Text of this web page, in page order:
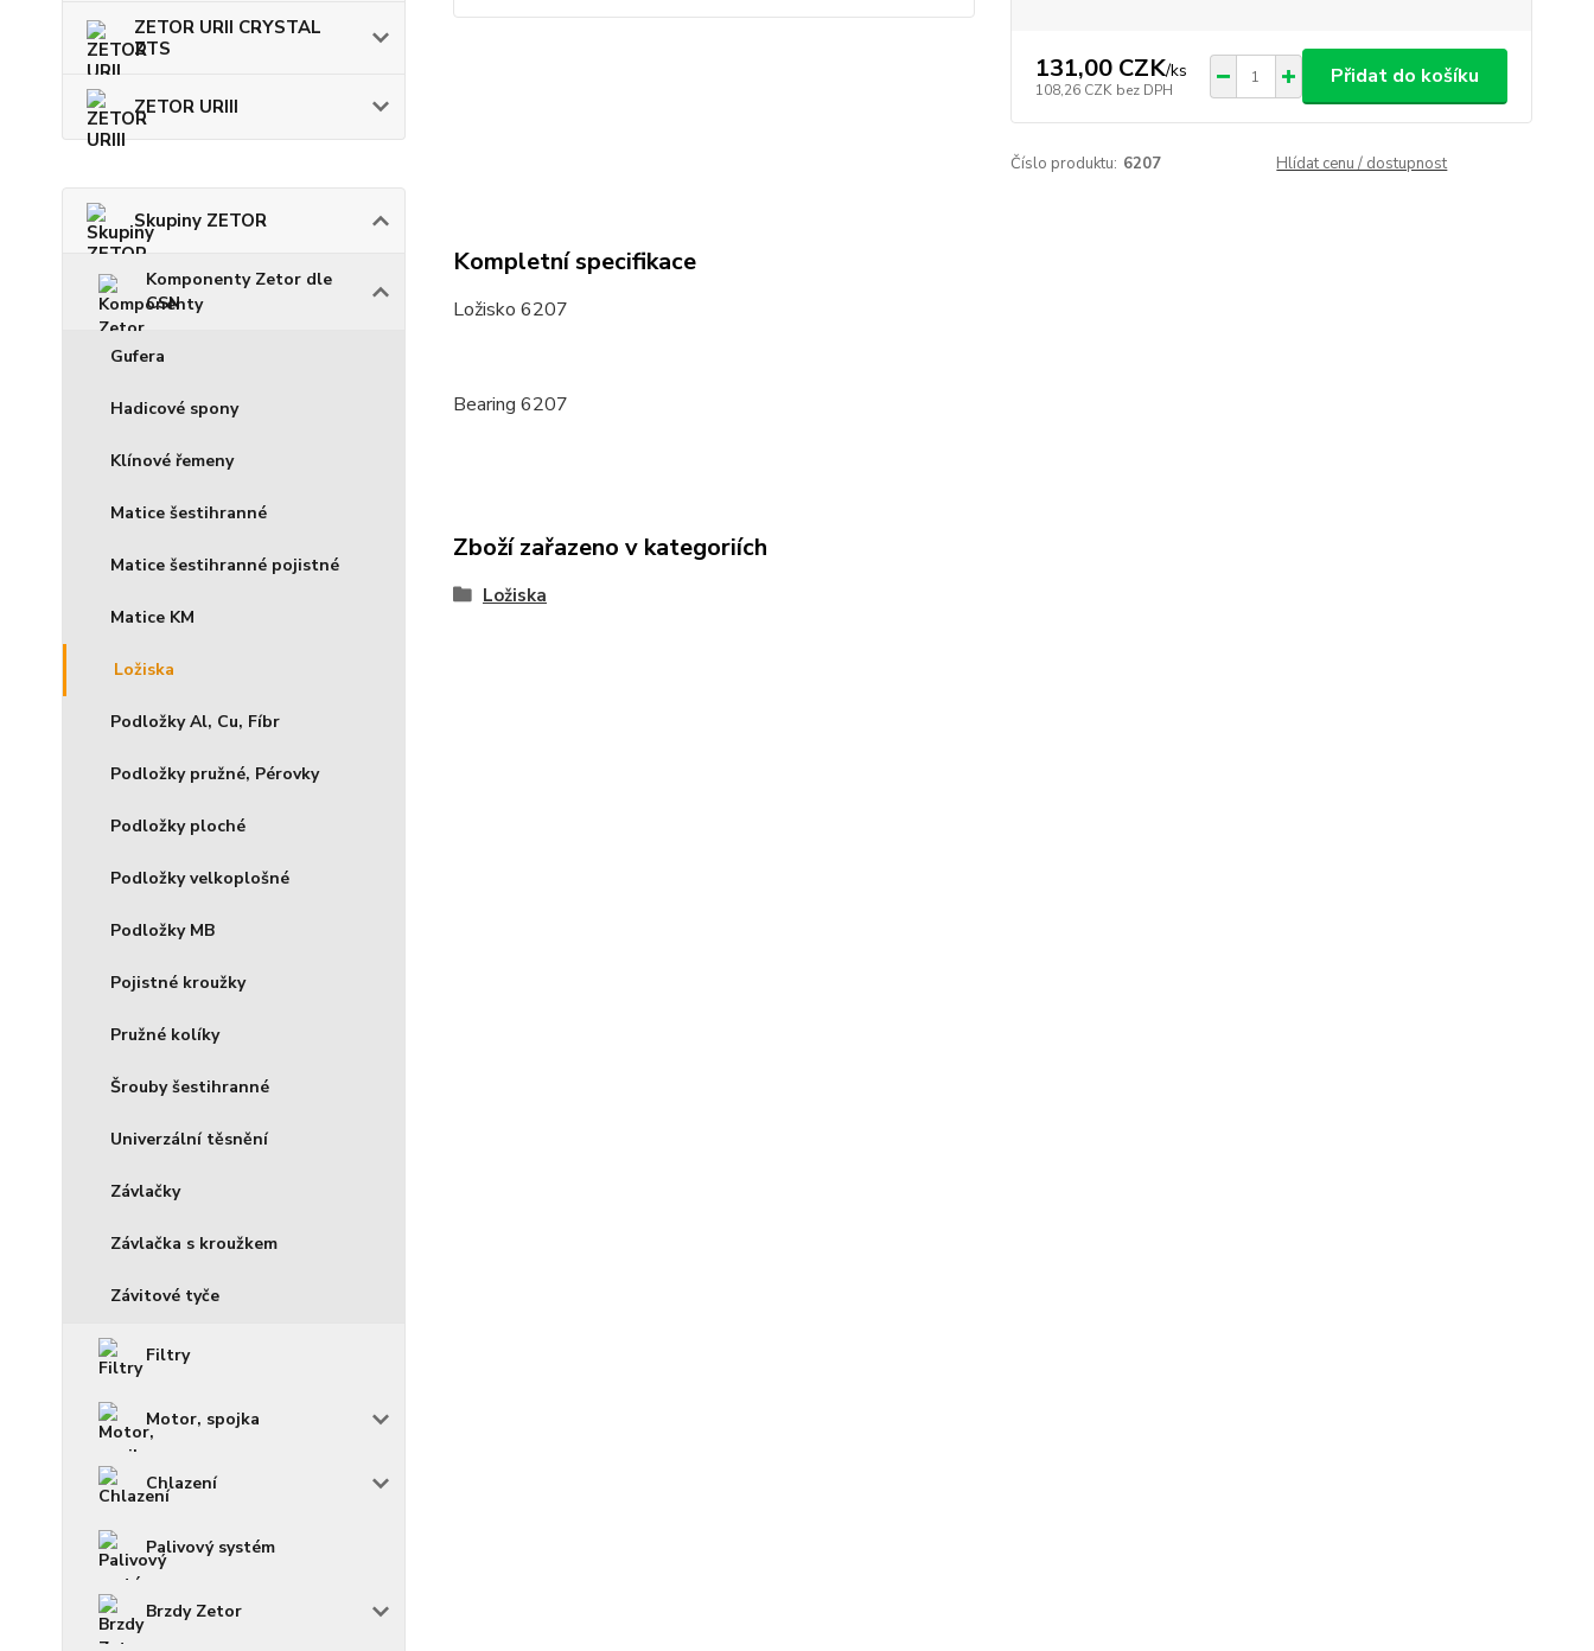
ZETOR URII CRYSTAL
ZTS
ZETOR URIII
Skupiny ZETOR
Komponenty Zetor dle
CSN
Gufera
Hadicové spony
Klínové řemeny
Matice šestihranné
Matice šestihranné pojistné
Matice KM
Ložiska
Podložky Al, Cu, Fíbr
Podložky pružné, Pérovky
Podložky ploché
Podložky velkoplošné
Podložky MB
Pojistné kroužky
Pružné kolíky
Šrouby šestihranné
Univerzální těsnění
Závlačky
Závlačka s kroužkem
Závitové tyče
Filtry
Motor, spojka
Chlazení
Palivový systém
Brzdy Zetor
131,00 CZK/ks
108,26 CZK bez DPH
Přidat do košíku
Číslo produktu: 6207 Hlídat cenu / dostupnost
Kompletní specifikace
Ložisko 6207
Bearing 6207
Zboží zařazeno v kategoriích
Ložiska